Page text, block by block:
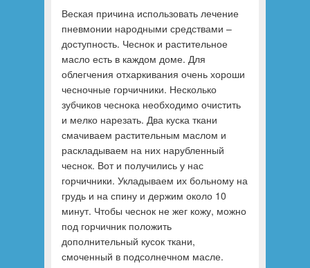
Веская причина использовать лечение
пневмонии народными средствами –
доступность. Чеснок и растительное
масло есть в каждом доме. Для
облегчения отхаркивания очень хороши
чесночные горчичники. Несколько
зубчиков чеснока необходимо очистить
и мелко нарезать. Два куска ткани
смачиваем растительным маслом и
раскладываем на них нарубленный
чеснок. Вот и получились у нас
горчичники. Укладываем их больному на
грудь и на спину и держим около 10
минут. Чтобы чеснок не жег кожу, можно
под горчичник положить
дополнительный кусок ткани,
смоченный в подсолнечном масле.